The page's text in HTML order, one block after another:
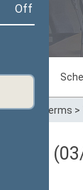
Off
terms >